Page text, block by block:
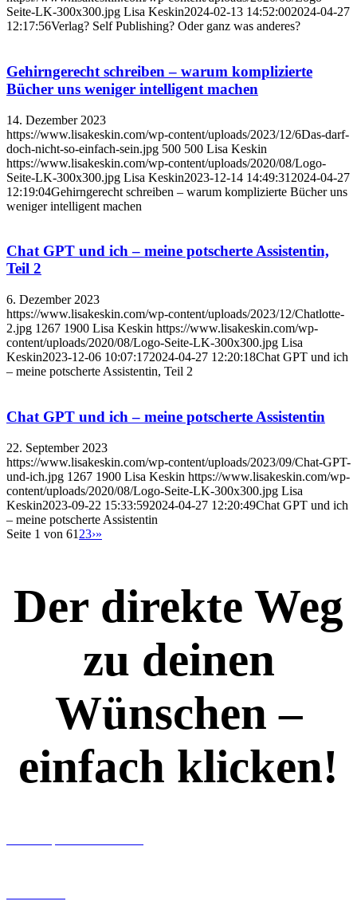
Seite-LK-300x300.jpg Lisa Keskin2024-02-13 14:52:002024-04-27
12:17:56Verlag? Self Publishing? Oder ganz was anderes?
Gehirngerecht schreiben – warum komplizierte
Bücher uns weniger intelligent machen
14. Dezember 2023
https://www.lisakeskin.com/wp-content/uploads/2023/12/6Das-darf-
doch-nicht-so-einfach-sein.jpg 500 500 Lisa Keskin
https://www.lisakeskin.com/wp-content/uploads/2020/08/Logo-
Seite-LK-300x300.jpg Lisa Keskin2023-12-14 14:49:31 2024-04-27
12:19:04Gehirngerecht schreiben – warum komplizierte Bücher uns
weniger intelligent machen
Chat GPT und ich – meine potscherte Assistentin,
Teil 2
6. Dezember 2023
https://www.lisakeskin.com/wp-content/uploads/2023/12/Chatlotte-
2.jpg 1267 1900 Lisa Keskin https://www.lisakeskin.com/wp-
content/uploads/2020/08/Logo-Seite-LK-300x300.jpg Lisa
Keskin2023-12-06 10:07:172024-04-27 12:20:18Chat GPT und ich
– meine potscherte Assistentin, Teil 2
Chat GPT und ich – meine potscherte Assistentin
22. September 2023
https://www.lisakeskin.com/wp-content/uploads/2023/09/Chat-GPT-
und-ich.jpg 1267 1900 Lisa Keskin https://www.lisakeskin.com/wp-
content/uploads/2020/08/Logo-Seite-LK-300x300.jpg Lisa
Keskin2023-09-22 15:33:592024-04-27 12:20:49Chat GPT und ich
– meine potscherte Assistentin
Seite 1 von 61 23›»
Der direkte Weg
zu deinen
Wünschen –
einfach klicken!